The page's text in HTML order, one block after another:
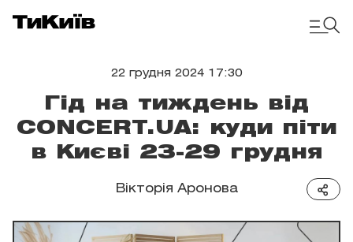
22 грудня 2024 17:30
Гід на тиждень від
CONCERT.UA: куди піти
в Києві 23-29 грудня
Вікторія Аронова